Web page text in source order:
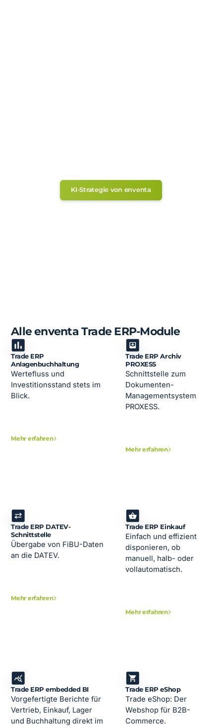
KI-Strategie von enventa
Alle enventa Trade ERP-Module
Trade ERP
Anlagenbuchhaltung
Wertefluss und
Investitionsstand stets im
Blick.
Mehr erfahren
Trade ERP Archiv
PROXESS
Schnittstelle zum
Dokumenten-
Managementsystem
PROXESS.
Mehr erfahren
Trade ERP DATEV-
Schnittstelle
Übergabe von FiBU-Daten
an die DATEV.
Mehr erfahren
Trade ERP Einkauf
Einfach und effizient
disponieren, ob
manuell, halb- oder
vollautomatisch.
Mehr erfahren
Trade ERP embedded BI
Vorgefertigte Berichte für
Vertrieb, Einkauf, Lager
und Buchhaltung direkt im
Trade ERP eShop
Trade eShop: Der
Webshop für B2B-
Commerce.